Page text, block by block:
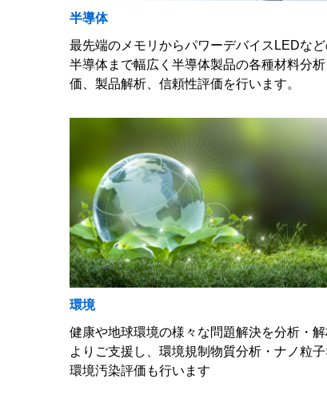
半導体
最先端のメモリからパワーデバイスLEDなど
半導体まで幅広く半導体製品の各種材料分
価、製品解析、信頼性評価を行います。
環境
健康や地球環境の様々な問題解決を分析・解
よりご支援し、環境規制物質分析・ナノ粒
環境汚染評価も行います